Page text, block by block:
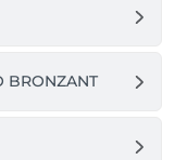
BRONZANT